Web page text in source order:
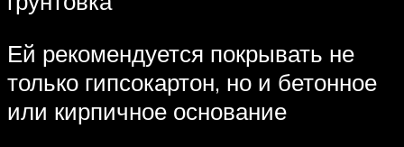
Ей рекомендуется покрывать не
только гипсокартон, но и бетонное
или кирпичное основание